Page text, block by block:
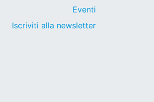
Eventi
Iscriviti alla newsletter